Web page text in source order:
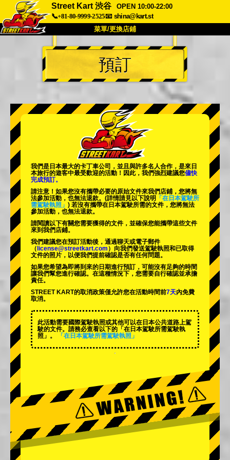
Street Kart 渋谷
OPEN 10:00-22:00
📞+81-80-9999-2525📧 shina@kart.st
菜單/更換店鋪
首頁
關於 規格 價格
公司 預訂
更換店鋪
東京 秋葉原 #2
東京 澀谷附店 東京灣
東京 淺草 大阪
沖繩
預訂
我們是日本最大的卡丁車公司，並且與許多名人合作，是來日
本旅行的遊客中最受歡迎的活動 ！因此，我們強烈建議您儘快
完成預訂。
請注意！如果您沒有攜帶必要的原始文件來我們店鋪，您將無
法參加活動，也無法退款。 (詳情請見以下說明
「在日本駕駛所
需駕駛執照」 ) 若沒有攜帶在日本駕駛所需的文件，您將無法
參加活動，也無法退款。
請閱讀以下有關您需要獲得的文件，並確保您能攜帶這些文件
來到我們店鋪。
我們建議您在預訂活動後，通過聊天或電子郵件
（ license@streetkart.com ）向我們發送駕駛執照和已取得
文件的照片，以便我們提前確認是否有任何問題。
如果您希望為即將到來的日期進行預訂，可能沒有足夠的時間
讓我們幫您進行確認。在這種情況下，您需要自行確認並承擔
責任。
STREET KART的取消政策僅允許您在活動時間前7天內免費
取消。
此活動需要國際駕駛執照或其他可以在日本公共道路上駕
駛的文件。請務必查看以下的「在日本駕駛所需駕駛執
照」。
「在日本駕駛所需駕駛執照」